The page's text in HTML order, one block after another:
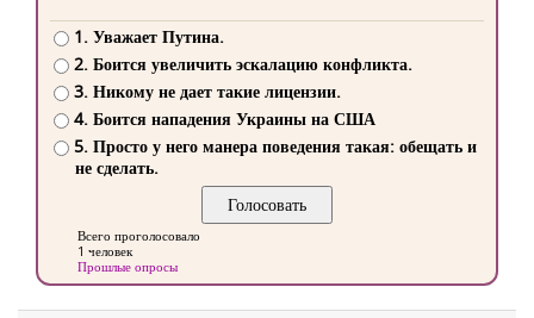
1. Уважает Путина.
2. Боится увеличить эскалацию конфликта.
3. Никому не дает такие лицензии.
4. Боится нападения Украины на США
5. Просто у него манера поведения такая: обещать и
не сделать.
Всего проголосовало
1 человек
Прошлые опросы